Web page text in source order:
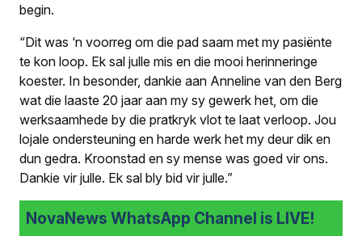
begin.
“Dit was ‘n voorreg om die pad saam met my pasiënte
te kon loop. Ek sal julle mis en die mooi herinneringe
koester. In besonder, dankie aan Anneline van den Berg
wat die laaste 20 jaar aan my sy gewerk het, om die
werksaamhede by die pratkryk vlot te laat verloop. Jou
lojale ondersteuning en harde werk het my deur dik en
dun gedra. Kroonstad en sy mense was goed vir ons.
Dankie vir julle. Ek sal bly bid vir julle.”
NovaNews WhatsApp Channel is LIVE!